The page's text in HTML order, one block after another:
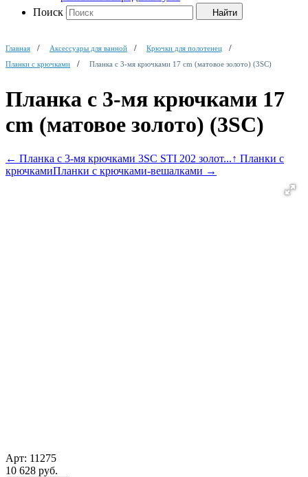
Поиск
Найти
Главная Аксессуары для ванной
Крючки для полотенец
Планки с крючками
Планка с 3-мя крючками 17 cm (матовое золото) (3SC)
Планка с 3-мя крючками 17
cm (матовое золото) (3SC)
← Планка с 3-мя крючками 3SC STI 202 золот...↑ Планки с
крючкамиПланки с крючками-вешалками →
Арт: 11275
10 628 руб.